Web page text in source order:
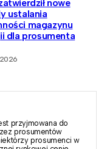
nowe
ustalania
magazynu
dla prosumenta
przyjmowana do
prosumentów
prosumenci w